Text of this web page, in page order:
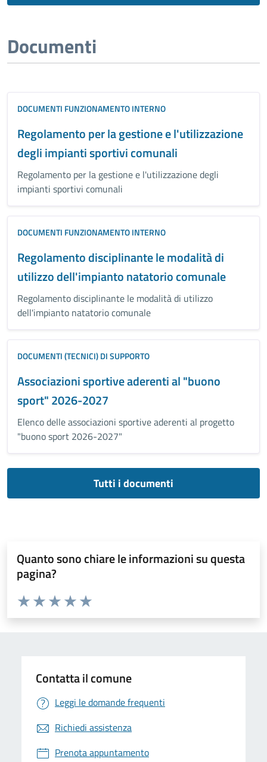
Documenti
DOCUMENTI FUNZIONAMENTO INTERNO
Regolamento per la gestione e l'utilizzazione
degli impianti sportivi comunali
Regolamento per la gestione e l'utilizzazione degli
impianti sportivi comunali
DOCUMENTI FUNZIONAMENTO INTERNO
Regolamento disciplinante le modalità di
utilizzo dell'impianto natatorio comunale
Regolamento disciplinante le modalità di utilizzo
dell'impianto natatorio comunale
DOCUMENTI (TECNICI) DI SUPPORTO
Associazioni sportive aderenti al "buono
sport" 2026-2027
Elenco delle associazioni sportive aderenti al progetto
"buono sport 2026-2027"
Tutti i documenti
Quanto sono chiare le informazioni su questa
pagina?
Valuta da 1 a 5 stelle la pagina
Valuta 5 stelle su 5
Valuta 4 stelle su 5
Valuta 3 stelle su 5
Valuta 2 stelle su 5
Valuta 1 stelle su 5
Contatta il comune
Leggi le domande frequenti
Richiedi assistenza
Prenota appuntamento